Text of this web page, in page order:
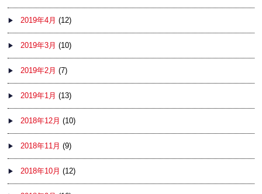
2019年4月 (12)
2019年3月 (10)
2019年2月 (7)
2019年1月 (13)
2018年12月 (10)
2018年11月 (9)
2018年10月 (12)